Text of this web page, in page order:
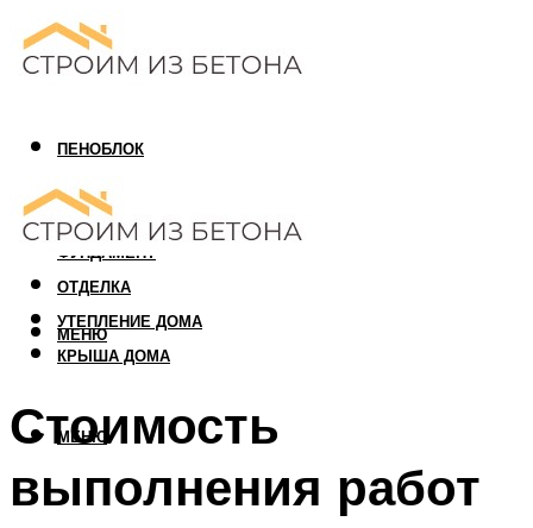
ПЕНОБЛОК
ГАЗОБЛОК
АРБОЛИТОВЫЙ БЛОК
ФУНДАМЕНТ
ОТДЕЛКА
УТЕПЛЕНИЕ ДОМА
КРЫША ДОМА
МЕНЮ
МЕНЮ
Стоимость
выполнения работ